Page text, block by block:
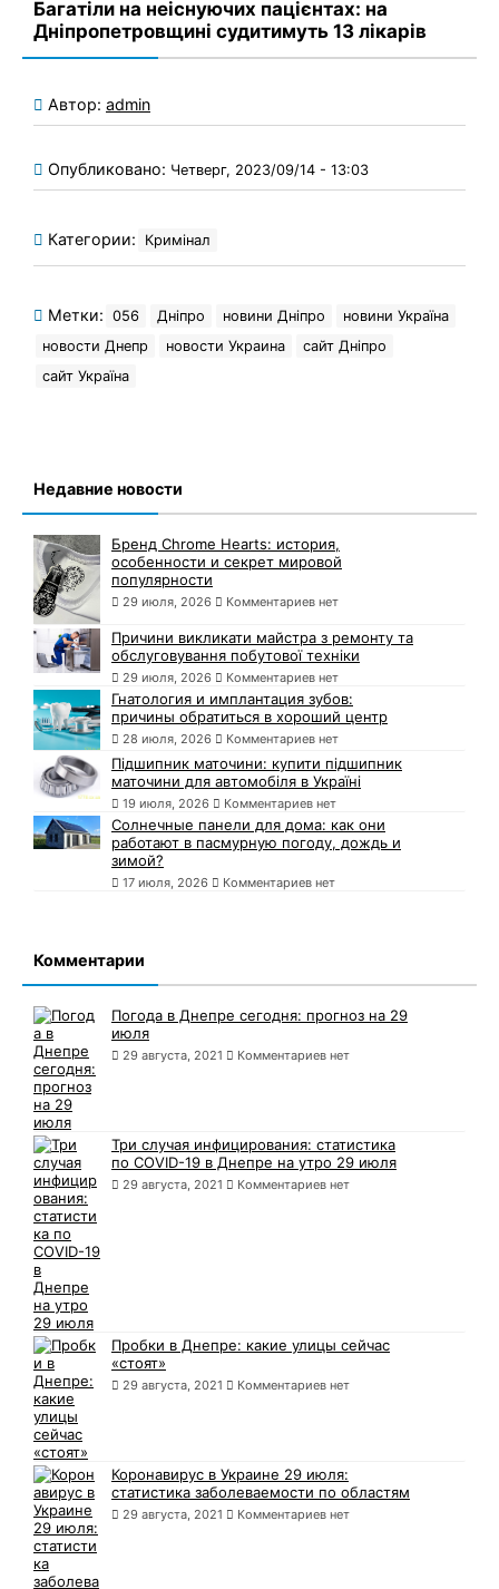
Багатіли на неіснуючих пацієнтах: на
Дніпропетровщині судитимуть 13 лікарів
Автор: admin
Опубликовано: Четверг, 2023/09/14 - 13:03
Категории: Кримінал
Метки: 056 Дніпро новини Дніпро
новини Україна
новости Днепр
новости Украина
сайт Дніпро
сайт Україна
Недавние новости
Бренд Chrome Hearts: история,
особенности и секрет мировой
популярности
29 июля, 2026 Комментариев нет
Причини викликати майстра з ремонту та
обслуговування побутової техніки
29 июля, 2026 Комментариев нет
Гнатология и имплантация зубов:
причины обратиться в хороший центр
28 июля, 2026 Комментариев нет
Підшипник маточини: купити підшипник
маточини для автомобіля в Україні
19 июля, 2026 Комментариев нет
Солнечные панели для дома: как они
работают в пасмурную погоду, дождь и
зимой?
17 июля, 2026 Комментариев нет
Комментарии
Погода в Днепре сегодня: прогноз на 29
июля
29 августа, 2021 Комментариев нет
Три случая инфицирования: статистика
по COVID-19 в Днепре на утро 29 июля
29 августа, 2021 Комментариев нет
Пробки в Днепре: какие улицы сейчас
«стоят»
29 августа, 2021 Комментариев нет
Коронавирус в Украине 29 июля:
статистика заболеваемости по областям
29 августа, 2021 Комментариев нет